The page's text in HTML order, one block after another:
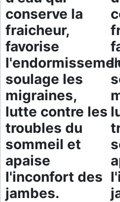
conserve la
fraicheur,
favorise
soulage les
migraines,
lutte contre les
troubles du
sommeil et
apaise
l'inconfort des
jambes.